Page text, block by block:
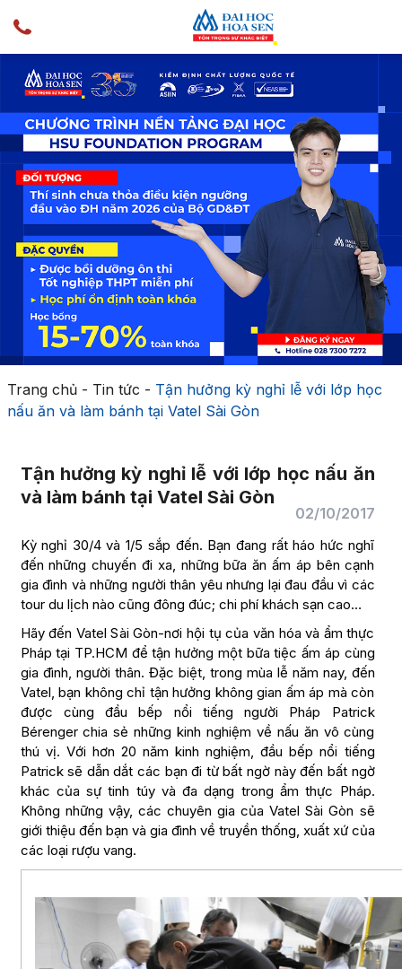
Trang chủ- Tin tức - Tận hưởng kỳ nghỉ lễ với lớp học
nấu ăn và làm bánh tại Vatel Sài Gòn
Tận hưởng kỳ nghỉ lễ với lớp học nấu ăn
và làm bánh tại Vatel Sài Gòn
02/10/2017
Kỳ nghỉ 30/4 và 1/5 sắp đến. Bạn đang rất háo hức nghĩ
đến những chuyến đi xa, những bữa ăn ấm áp bên cạnh
gia đình và những người thân yêu nhưng lại đau đầu vì các
tour du lịch nào cũng đông đúc; chi phí khách sạn cao…
Hãy đến Vatel Sài Gòn-nơi hội tụ của văn hóa và ẩm thực
Pháp tại TP.HCM để tận hưởng một bữa tiệc ấm áp cùng
gia đình, người thân. Đặc biệt, trong mùa lễ năm nay, đến
Vatel, bạn không chỉ tận hưởng không gian ấm áp mà còn
được cùng đầu bếp nổi tiếng người Pháp Patrick
Bérenger chia sẻ những kinh nghiệm về nấu ăn vô cùng
thú vị. Với hơn 20 năm kinh nghiệm, đầu bếp nổi tiếng
Patrick sẽ dẫn dắt các bạn đi từ bất ngờ này đến bất ngờ
khác của sự tinh túy và đa dạng trong ẩm thực Pháp.
Không những vậy, các chuyên gia của Vatel Sài Gòn sẽ
giới thiệu đến bạn và gia đình về truyền thống, xuất xứ của
các loại rượu vang.